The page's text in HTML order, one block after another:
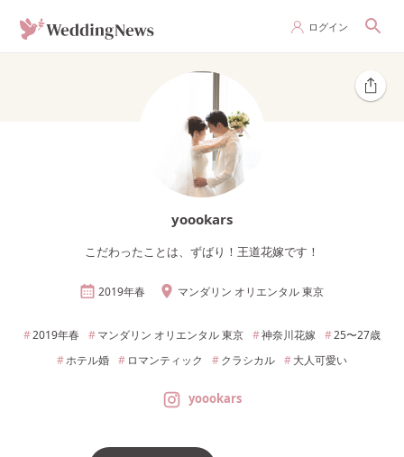
ログイン
yoookars
こだわったことは、ずばり！王道花嫁です！
2019年春 マンダリン オリエンタル 東京
2019年春 マンダリン オリエンタル 東京 神奈川花嫁 25〜27歳
ホテル婚
ロマンティック クラシカル 大人可愛い
yoookars